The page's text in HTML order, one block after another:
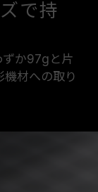
で持
ずか97gと片
機材への取り